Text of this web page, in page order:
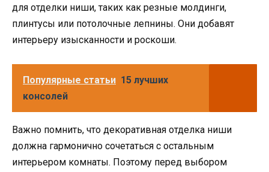
для отделки ниши, таких как резные молдинги,
плинтусы или потолочные лепнины. Они добавят
интерьеру изысканности и роскоши.
Популярные статьи 15 лучших
консолей
Важно помнить, что декоративная отделка ниши
должна гармонично сочетаться с остальным
интерьером комнаты. Поэтому перед выбором